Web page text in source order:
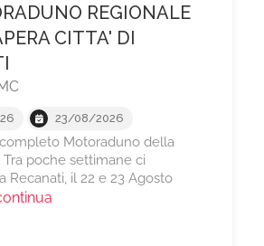
REGIONALE
CITTA' DI
23/08/2026
Motoraduno della
Tra poche settimane ci
Recanati, il 22 e 23 Agosto